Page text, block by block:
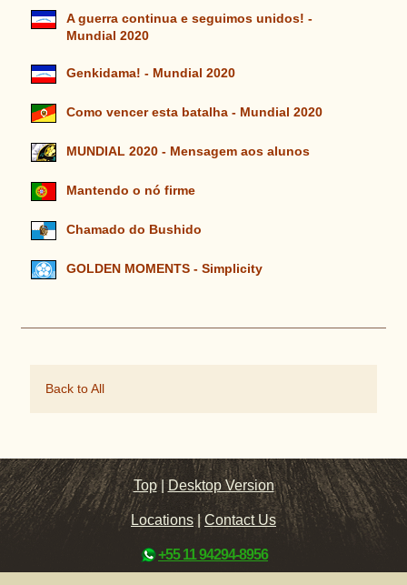
A guerra continua e seguimos unidos! -
Mundial 2020
Genkidama! - Mundial 2020
Como vencer esta batalha - Mundial 2020
MUNDIAL 2020 - Mensagem aos alunos
Mantendo o nó firme
Chamado do Bushido
GOLDEN MOMENTS - Simplicity
Back to All
Top |Desktop Version
Locations|Contact Us
+55 11 94294-8956